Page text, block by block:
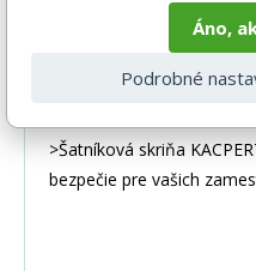
Kovová pracovná
>Šatníková skriňa
bezpečie pre vašich
Áno,
Podrobné